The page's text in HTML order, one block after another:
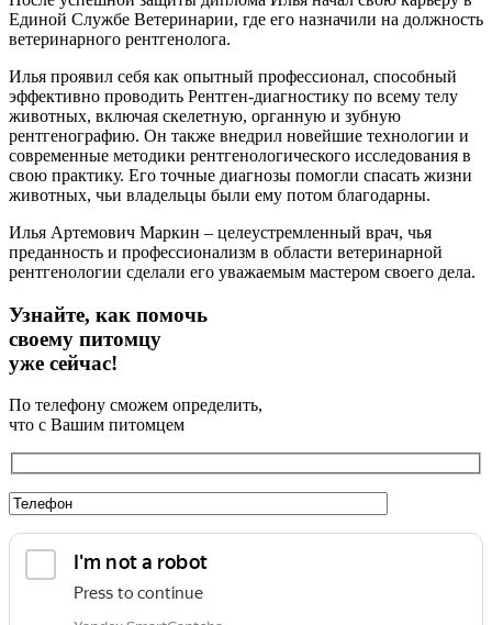
Единой Службе Ветеринарии, где его назначили на должность
ветеринарного рентгенолога.
Илья проявил себя как опытный профессионал, способный
эффективно проводить Рентген-диагностику по всему телу
животных, включая скелетную, органную и зубную
рентгенографию. Он также внедрил новейшие технологии и
современные методики рентгенологического исследования в
свою практику. Его точные диагнозы помогли спасать жизни
животных, чьи владельцы были ему потом благодарны.
Илья Артемович Маркин – целеустремленный врач, чья
преданность и профессионализм в области ветеринарной
рентгенологии сделали его уважаемым мастером своего дела.
Узнайте, как помочь
своему питомцу
уже сейчас!
По телефону сможем определить,
что с Вашим питомцем